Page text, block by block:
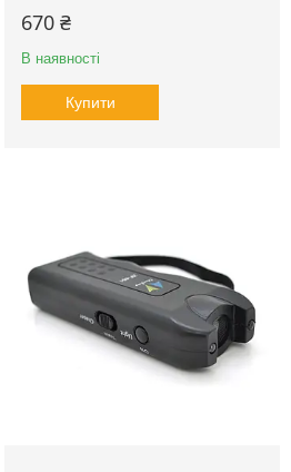
670 ₴
В наявності
Купити